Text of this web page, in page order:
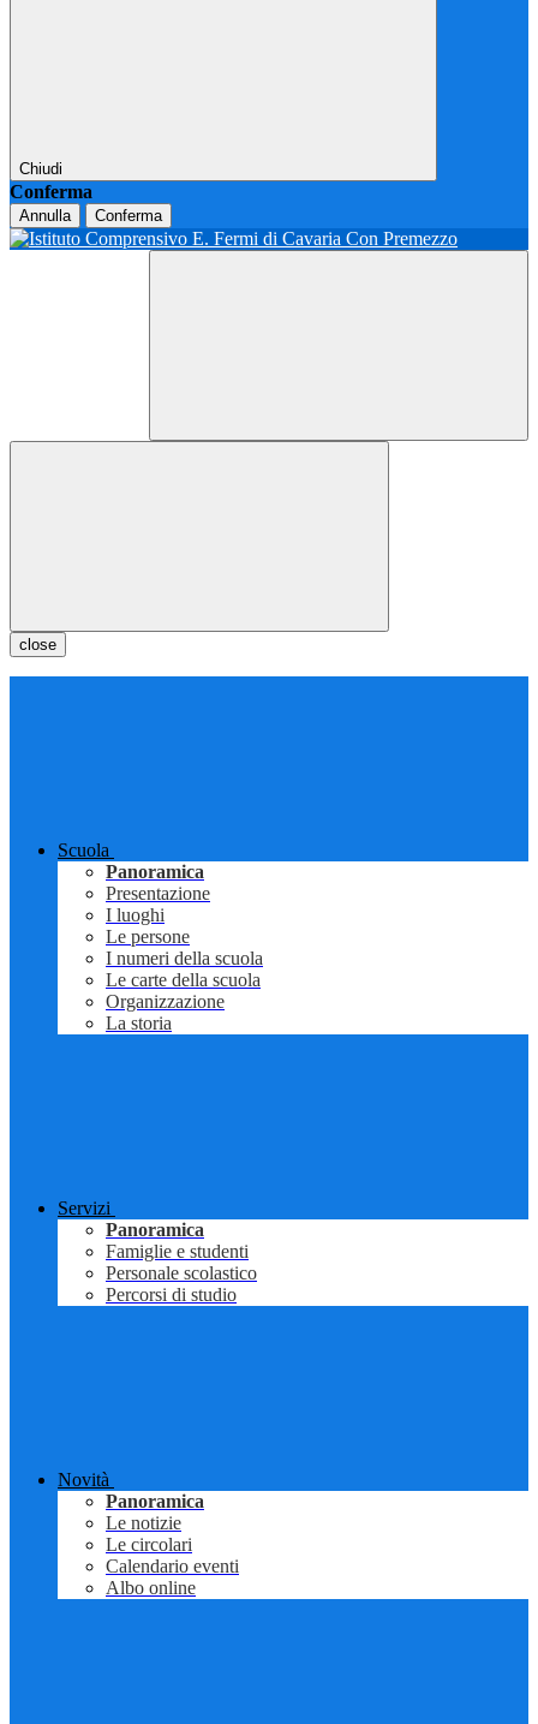
Chiudi
Conferma
Annulla Conferma
close
Scuola
Panoramica
Presentazione
I luoghi
Le persone
I numeri della scuola
Le carte della scuola
Organizzazione
La storia
Servizi
Panoramica
Famiglie e studenti
Personale scolastico
Percorsi di studio
Novità
Panoramica
Le notizie
Le circolari
Calendario eventi
Albo online